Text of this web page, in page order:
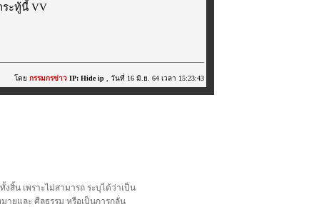
ระทู้นี้ VV
โดย กรรมกรข่าว IP: Hide ip , วันที่ 16 มิ.ย. 64 เวลา 15:23:43
น เพราะไม่สามารถ ระบุได้ว่าเป็น
ยและ ศีลธรรม หรือเป็นการกลั่น